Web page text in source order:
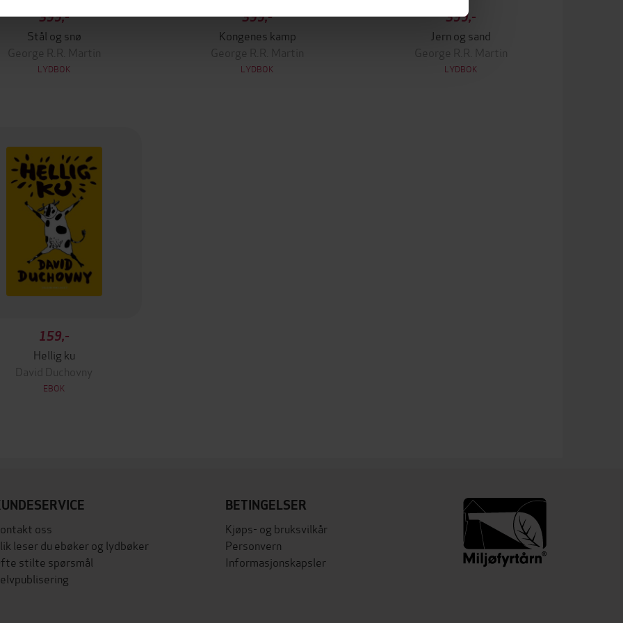
399,-
Stål og snø
George R.R. Martin
LYDBOK
399,-
Kongenes kamp
George R.R. Martin
LYDBOK
399,-
Jern og sand
George R.R. Martin
LYDBOK
159,-
Hellig ku
David Duchovny
EBOK
oss
leser du ebøker og lydbøker
stilte spørsmål
BETINGELSER
Kjøps- og bruksvilkår
Personvern
Informasjonskapsler